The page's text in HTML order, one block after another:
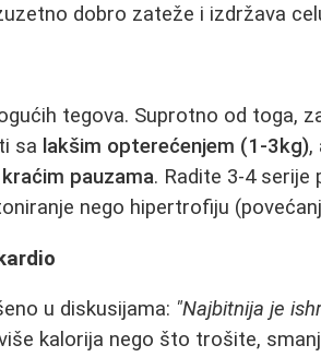
dobro zateže i izdržava
tegova. Suprotno od toga,
sa lakšim opterećenjem (1-3kg),
kraćim pauzama. Radite 3-4 serije
nego hipertrofiju
u diskusijama: "Najbitnija je
kalorija nego što trošite,